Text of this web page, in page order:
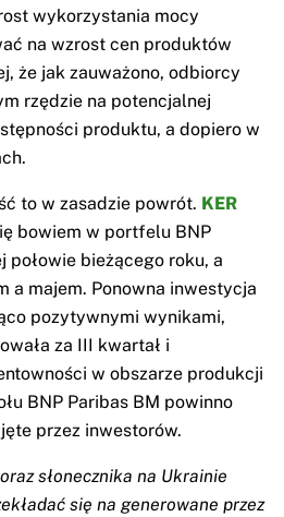
wykorzystania mocy
na wzrost cen produktów
że jak zauważono, odbiorcy
rzędzie na potencjalnej
produktu, a dopiero w
to w zasadzie powrót. KER
bowiem w portfelu BNP
połowie bieżącego roku, a
a majem. Ponowna inwestycja
pozytywnymi wynikami,
za III kwartał i
w obszarze produkcji
BNP Paribas BM powinno
przez inwestorów.
słonecznika na Ukrainie
się na generowane przez